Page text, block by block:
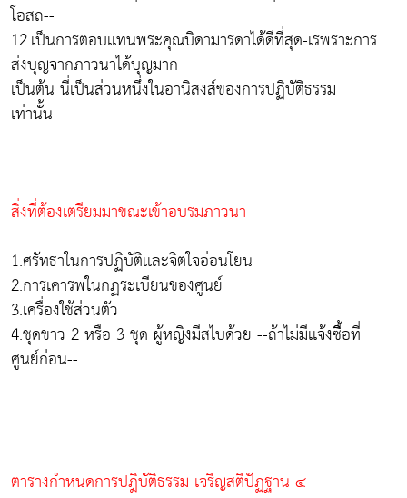
โอสถ--
12.เป็นการตอบเเทนพระคุณบิดามารดาได้ดีที่สุด-เรพราะการ
ส่งบุญจากภาวนาได้บุญมาก
เป็นต้น นี่เป็นส่วนหนึ่งในอานิสงส์ของการปฏิบัติธรรม
เท่านั้น
สิ่งที่ต้องเตรียมมาขณะเข้าอบรมภาวนา
1.ศรัทธาในการปฏิบัติเเละจิตใจอ่อนโยน
2.การเคารพในกฏระเบียนของศูนย์
3.เครื่องใช้ส่วนตัว
4.ชุดขาว 2 หรือ 3 ชุด ผู้หญิงมีสไบด้วย --ถ้าไม่มีเเจ้งซืิ้อที่
ศูนย์ก่อน--
ตารางกำหนดการปฎิบัติธรรม เจริญสติปัฏฐาน ๔